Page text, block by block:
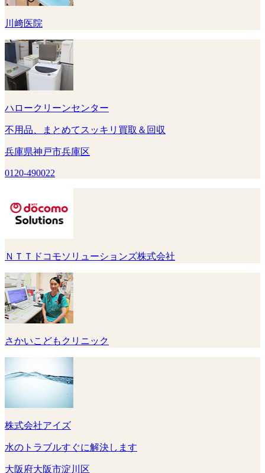
川﨑医院
ハロークリーンセンター
不用品、まとめてスッキリ買取＆回収
兵庫県神戸市兵庫区
0120-490022
ＮＴＴドコモソリューションズ株式会社
さかいこどもクリニック
株式会社アイズ
水のトラブルすぐに解決します
大阪府大阪市淀川区